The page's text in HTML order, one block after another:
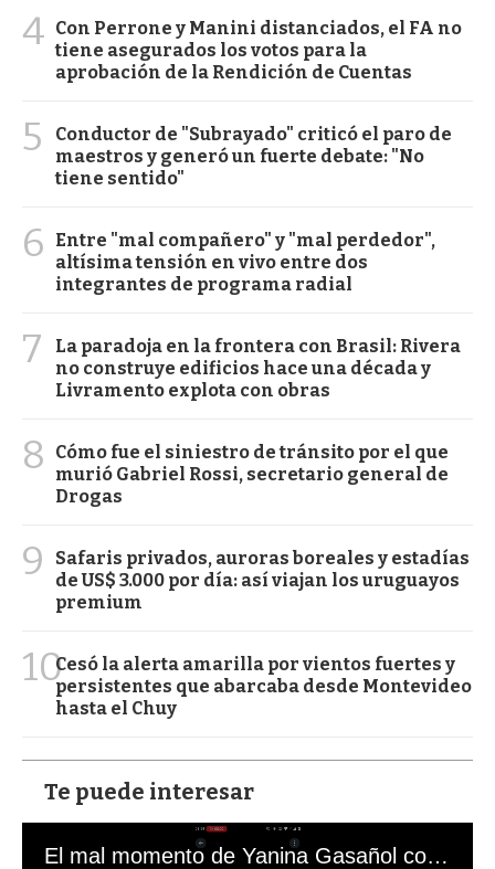
4 Con Perrone y Manini distanciados, el FA no
tiene asegurados los votos para la
aprobación de la Rendición de Cuentas
5
Conductor de "Subrayado" criticó el paro de
maestros y generó un fuerte debate: "No
tiene sentido"
6
Entre "mal compañero" y "mal perdedor",
altísima tensión en vivo entre dos
integrantes de programa radial
7
La paradoja en la frontera con Brasil: Rivera
no construye edificios hace una década y
Livramento explota con obras
8
Cómo fue el siniestro de tránsito por el que
murió Gabriel Rossi, secretario general de
Drogas
9
Safaris privados, auroras boreales y estadías
de US$ 3.000 por día: así viajan los uruguayos
premium
10Cesó la alerta amarilla por vientos fuertes y
persistentes que abarcaba desde Montevideo
hasta el Chuy
Te puede interesar
El mal momento de Yanina Gasañol con un hincha argentino en "Subrayado"